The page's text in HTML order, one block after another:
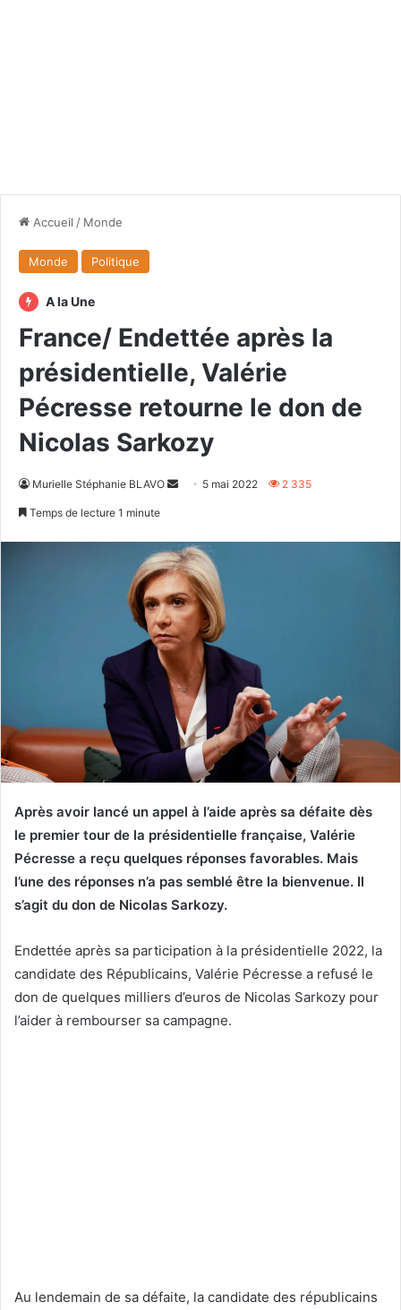
Accueil / Monde
Monde Politique
A la Une
France/ Endettée après la
présidentielle, Valérie
Pécresse retourne le don de
Nicolas Sarkozy
Murielle Stéphanie BLAVO
Envoyer5 mai 2022 2 335
Temps de lecture 1 minute
Après avoir lancé un appel à l’aide après sa défaite dès
le premier tour de la présidentielle française, Valérie
Pécresse a reçu quelques réponses favorables. Mais
l’une des réponses n’a pas semblé être la bienvenue. Il
s’agit du don de Nicolas Sarkozy.
Endettée après sa participation à la présidentielle 2022, la
candidate des Républicains, Valérie Pécresse a refusé le
don de quelques milliers d’euros de Nicolas Sarkozy pour
l’aider à rembourser sa campagne.
Au lendemain de sa défaite, la candidate des républicains